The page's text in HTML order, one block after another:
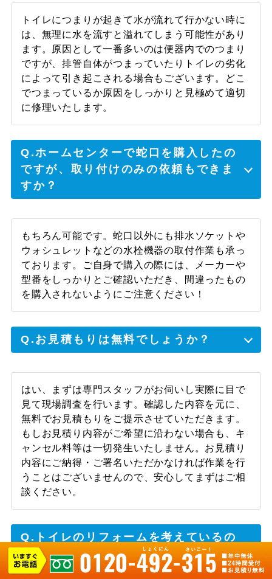
トイレにつまりが起きて水が流れて行かない時に
は、無理に水を流すと溢れてしまう可能性があり
ます。原因として一番多いのは便器内でのつまり
ですが、排管自体がつまっていたりトイレの劣化
によって引き起こされる場合もございます。どこ
でつまっているか原因をしっかりと見極めて適切
に修理いたします。
Q.ホームセンターで蛇口を購入したの
ですが、取り付けのみの依頼もできま
すか？
もちろん可能です。蛇口以外にも排水ソケットや
ウォシュレットなどの水栓機器の取付作業も承っ
ております。ご自身で購入の際には、メーカーや
型番をしっかりとご確認いただき、間違ったもの
を購入されないようにご注意ください！
Q.お見積もりは無料でしょうか？
はい、まずは専門スタッフがお伺いし実際に目で
見て現場調査を行います。確認した内容を元に、
無料でお見積もりをご提示させていただきます。
もしお見積り内容がご希望に沿わない場合も、キ
ャンセル料等は一切発生いたしません。お見積り
内容にご納得・ご署名いただかなければ作業を行
うことはございませんので、安心してまずはご相
談ください。
Q.トイレのリフォームを考えているの
ですが、相談できますか？